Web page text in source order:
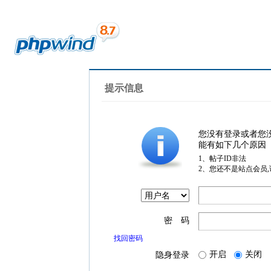
提示信息
您没有登录或者您
能有如下几个原因
1、帖子ID非法
2、您还不是站点会员
密 码
找回密码
隐身登录 开启 关闭